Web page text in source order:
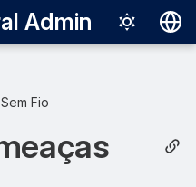
Admin
Sem Fio